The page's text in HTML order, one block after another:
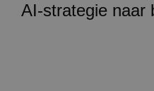
AI-strategie naar